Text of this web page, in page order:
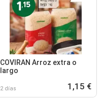
COVIRAN Arroz extra o
largo
2 días 1,15 €